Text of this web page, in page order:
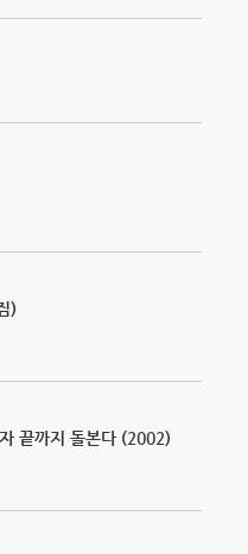
)
끝까지 돌본다 (2002)